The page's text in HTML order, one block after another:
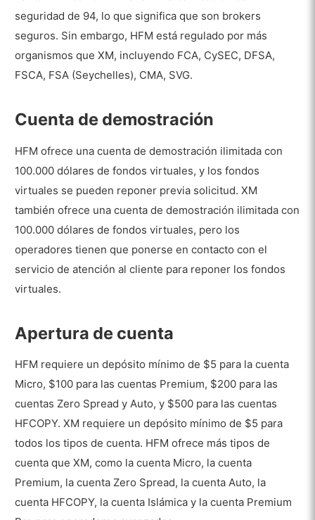
seguridad de 94, lo que significa que son brokers
seguros. Sin embargo, HFM está regulado por más
organismos que XM, incluyendo FCA, CySEC, DFSA,
FSCA, FSA (Seychelles), CMA, SVG.
Cuenta de demostración
HFM ofrece una cuenta de demostración ilimitada con
100.000 dólares de fondos virtuales, y los fondos
virtuales se pueden reponer previa solicitud. XM
también ofrece una cuenta de demostración ilimitada con
100.000 dólares de fondos virtuales, pero los
operadores tienen que ponerse en contacto con el
servicio de atención al cliente para reponer los fondos
virtuales.
Apertura de cuenta
HFM requiere un depósito mínimo de $5 para la cuenta
Micro, $100 para las cuentas Premium, $200 para las
cuentas Zero Spread y Auto, y $500 para las cuentas
HFCOPY. XM requiere un depósito mínimo de $5 para
todos los tipos de cuenta. HFM ofrece más tipos de
cuenta que XM, como la cuenta Micro, la cuenta
Premium, la cuenta Zero Spread, la cuenta Auto, la
cuenta HFCOPY, la cuenta Islámica y la cuenta Premium